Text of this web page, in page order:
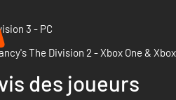
3 - PC
des joueurs